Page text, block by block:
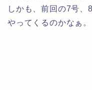
しかも、前回の7号、
やってくるのかなぁ。